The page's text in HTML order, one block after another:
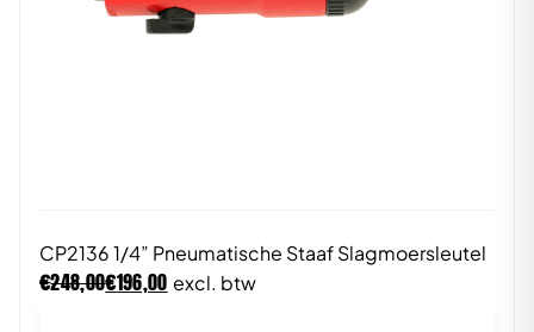
CP2136 1/4” Pneumatische Staaf Slagmoersleutel
€248,00€196,00 excl. btw